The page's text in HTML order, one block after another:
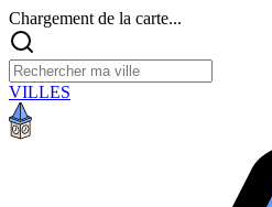
Chargement de la carte...
VILLES